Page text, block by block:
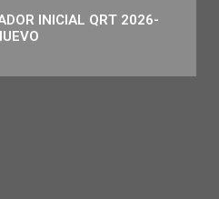
INICIAL QRT 2026-